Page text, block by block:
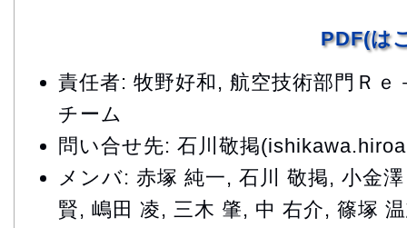
PDF(は
責任者: 牧野好和, 航空技術部門Ｒ
チーム
問い合せ先: 石川敬掲
メンバ: 赤塚 純一, 石川 敬掲, 小金
賢, 嶋田 凌, 三木 肇, 中 右介, 篠塚